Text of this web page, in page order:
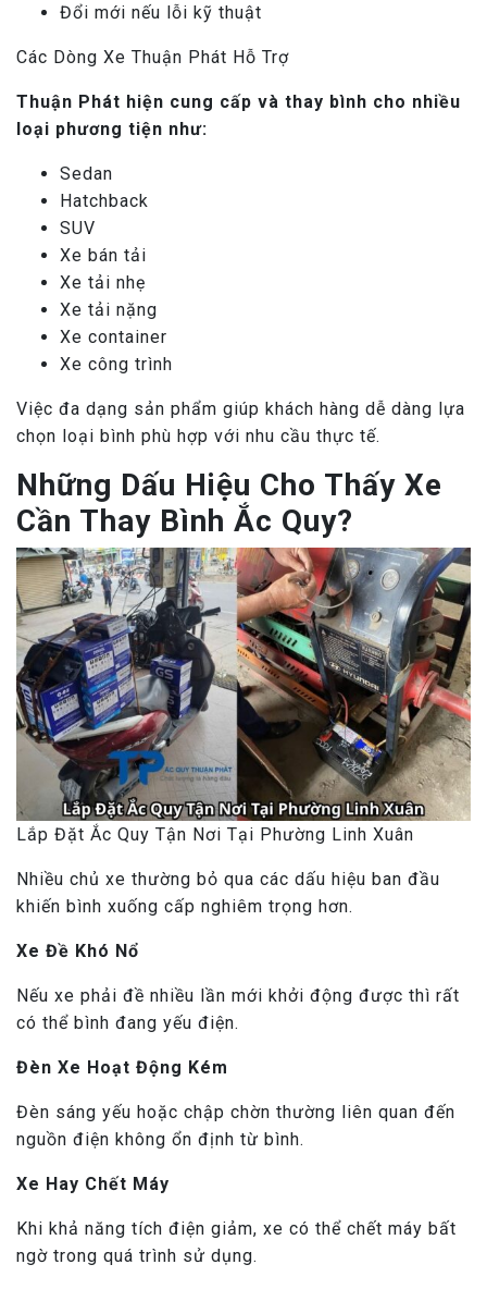
Đổi mới nếu lỗi kỹ thuật
Các Dòng Xe Thuận Phát Hỗ Trợ
Thuận Phát hiện cung cấp và thay bình cho nhiều
loại phương tiện như:
Sedan
Hatchback
SUV
Xe bán tải
Xe tải nhẹ
Xe tải nặng
Xe container
Xe công trình
Việc đa dạng sản phẩm giúp khách hàng dễ dàng lựa
chọn loại bình phù hợp với nhu cầu thực tế.
Những Dấu Hiệu Cho Thấy Xe
Cần Thay Bình Ắc Quy?
Lắp Đặt Ắc Quy Tận Nơi Tại Phường Linh Xuân
Nhiều chủ xe thường bỏ qua các dấu hiệu ban đầu
khiến bình xuống cấp nghiêm trọng hơn.
Xe Đề Khó Nổ
Nếu xe phải đề nhiều lần mới khởi động được thì rất
có thể bình đang yếu điện.
Đèn Xe Hoạt Động Kém
Đèn sáng yếu hoặc chập chờn thường liên quan đến
nguồn điện không ổn định từ bình.
Xe Hay Chết Máy
Khi khả năng tích điện giảm, xe có thể chết máy bất
ngờ trong quá trình sử dụng.